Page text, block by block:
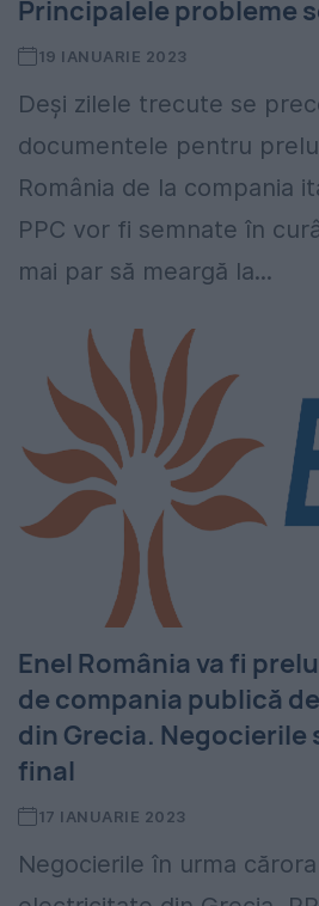
Principalele probleme
19 IANUARIE 2023
Deși zilele trecute se
documentele pentru
România de la compania
PPC vor fi semnate în
mai par să meargă la...
Enel România va fi
de compania publică
din Grecia. Negocierile
final
17 IANUARIE 2023
Negocierile în urma